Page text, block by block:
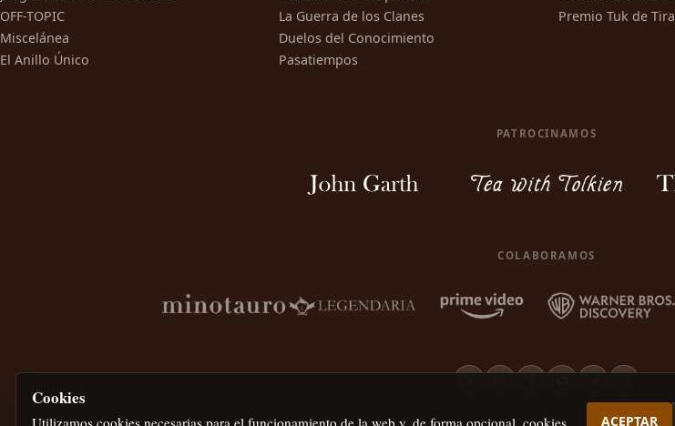
OFF-TOPIC
Miscelánea
El Anillo Único
La Guerra de los Clanes
Duelos del Conocimiento
Pasatiempos
Premio Tuk de
PATROCINAMOS
COLABORAMOS
Cookies
Utilizamos cookies necesarias para el funcionamiento de la web y, de forma opcional, cookies ACEPTAR